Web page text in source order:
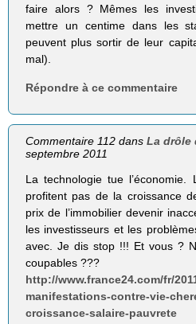
faire alors ? Mêmes les
mettre un centime dans les
peuvent plus sortir de leur
mal).
Répondre à ce commentaire
Commentaire 112 dansLa drôle
septembre 2011
La technologie tue l’économie.
profitent pas de la croissance
prix de l’immobilier devenir
les investisseurs et les
avec. Je dis stop !!! Et vous ?
coupables ???
http://www.france24.com/fr/
manifestations-contre-vie-
croissance-salaire-pauvrete